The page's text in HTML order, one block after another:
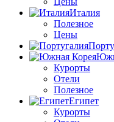
Италия
Полезное
Цены
Курорты
Отели
Полезное
Египет
Курорты